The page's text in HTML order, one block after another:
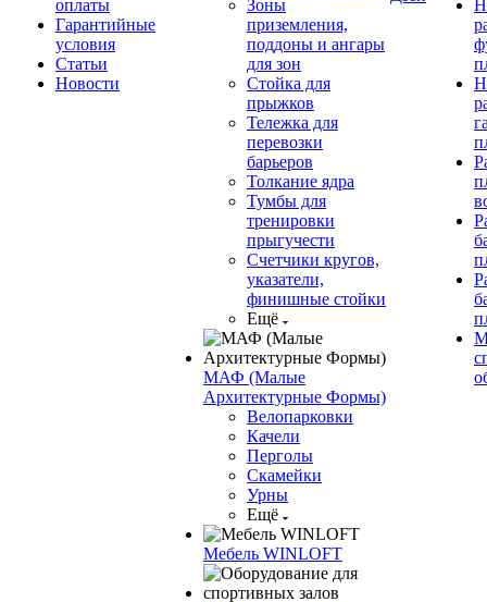
оплаты
Гарантийные
условия
Статьи
Новости
Зоны
приземления,
поддоны и ангары
для зон
Стойка для
прыжков
Тележка для
перевозки
барьеров
Толкание ядра
Тумбы для
тренировки
прыгучести
Счетчики кругов,
указатели,
финишные стойки
Ещё
МАФ (Малые
Архитектурные Формы)
Велопарковки
Качели
Перголы
Скамейки
Урны
Ещё
Мебель WINLOFT